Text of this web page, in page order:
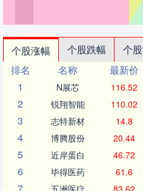
个股涨幅 个股跌幅 个
排名
名称 最新价
1
N展芯 116.52
2 锐翔智能 110.02
3 志特新材 14.8
4 博腾股份 20.44
5 近岸蛋白 46.72
6 毕得医药 61.6